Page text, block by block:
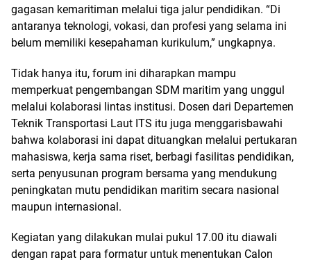
gagasan kemaritiman melalui tiga jalur pendidikan. “Di
antaranya teknologi, vokasi, dan profesi yang selama ini
belum memiliki kesepahaman kurikulum,” ungkapnya.
Tidak hanya itu, forum ini diharapkan mampu
memperkuat pengembangan SDM maritim yang unggul
melalui kolaborasi lintas institusi. Dosen dari Departemen
Teknik Transportasi Laut ITS itu juga menggarisbawahi
bahwa kolaborasi ini dapat dituangkan melalui pertukaran
mahasiswa, kerja sama riset, berbagi fasilitas pendidikan,
serta penyusunan program bersama yang mendukung
peningkatan mutu pendidikan maritim secara nasional
maupun internasional.
Kegiatan yang dilakukan mulai pukul 17.00 itu diawali
dengan rapat para formatur untuk menentukan Calon